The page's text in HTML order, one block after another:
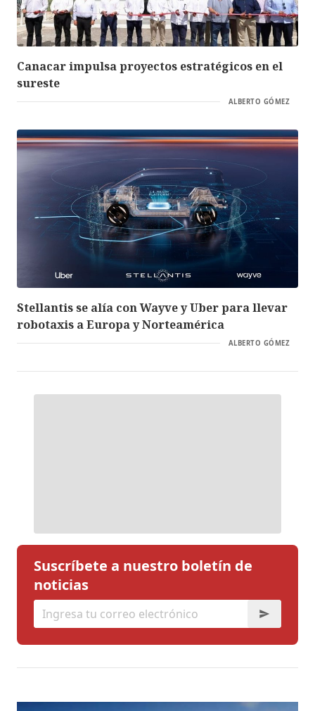
Canacar impulsa proyectos estratégicos en el
sureste
ALBERTO GÓMEZ
Stellantis se alía con Wayve y Uber para llevar
robotaxis a Europa y Norteamérica
ALBERTO GÓMEZ
Suscríbete a nuestro boletín de
noticias